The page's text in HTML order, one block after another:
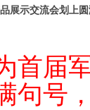
展示交流会划上
首届
句号